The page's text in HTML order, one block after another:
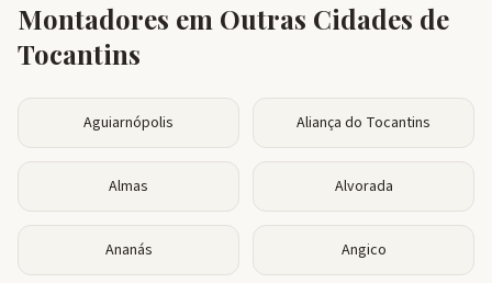
Montadores em Outras Cidades de
Tocantins
Aguiarnópolis Aliança do Tocantins
Almas Alvorada
Ananás Angico